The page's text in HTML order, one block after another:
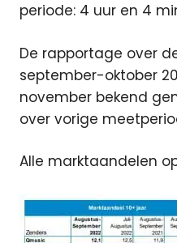
periode: 4 uur en 4
De rapportage over
september-oktober
november bekend
over vorige
Alle marktaandelen